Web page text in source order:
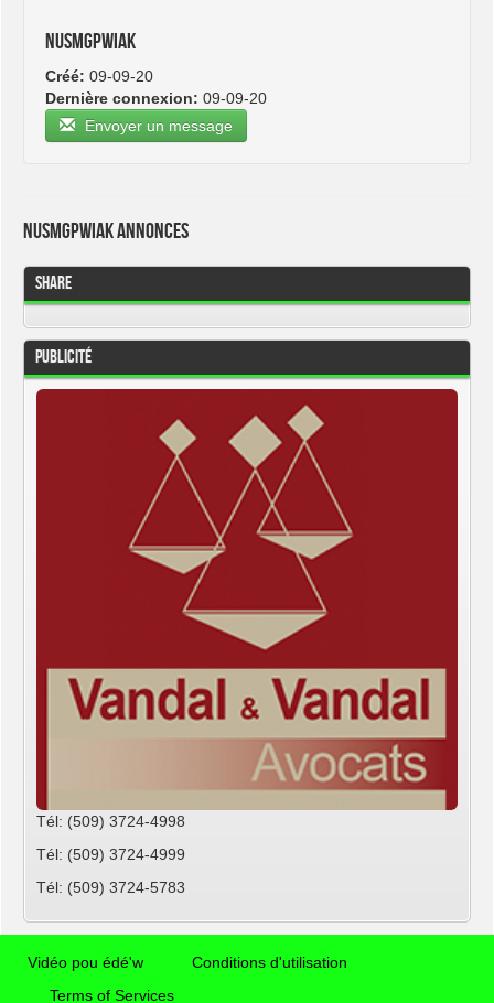
nusmgpwiak
Créé: 09-09-20
Dernière connexion: 09-09-20
Envoyer un message
nusmgpwiak Annonces
Share
Publicité
Tél: (509) 3724-4998
Tél: (509) 3724-4999
Tél: (509) 3724-5783
Vidéo pou édé'w
Conditions d'utilisation
Terms of Services